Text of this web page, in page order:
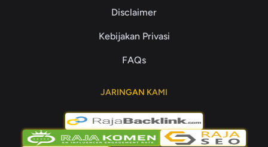
Disclaimer
Kebijakan Privasi
FAQs
JARINGAN KAMI